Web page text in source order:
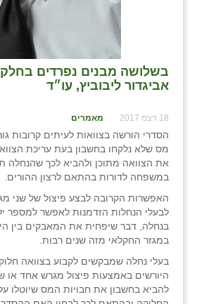
בשלושה מבנים נפרדים
אביגדור ליבוביץ, עו״ד
18 דצמ 2017 מאמרים
הסדרי הורשה בצוואות לעיתים קרובות
מס שלא נלקחו בחשבון בעת עריכת
את הצוואה מתוכן ולהביא לכך שהנחלה
במשפחה לדורות בהתאם לרצון ההורים.
האפשרות הקרובה לבצע פיצול של שני
לבעלי הנחלות הזדמנות לאפשר למספר
בנחלה, דבר שיפחית את המאבקים בין
במגזר החקלאי מזה שנים רבות.
בעלי נחלה שמבקשים לקבוע בצוואה
היורשים באמצעות פיצול מגרש אחד או
להביא בחשבון את חבויות המס שיוטלו